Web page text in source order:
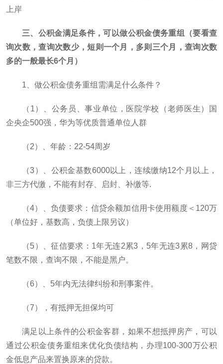
上岸
三、公积金满足条件，可以做公积金债务重组（要看查
询次数，查询次数少，短则一个月，多则三个月，查询次数
多的一般最长6个月）
1、做公积金债务重组需满足什么条件？
（1）、公务员、事业单位，医院学校（老师医生）国
企央企500强，华为等优质普通单位人群
（2）、年龄：22-54周岁
（3）、公积金基数6000以上，连续缴纳12个月以上，
非三方代缴，不能有封存、启封、补缴等.
（4）、负债要求：信贷余额加信用卡使用额度＜120万
（单位好，基数高，负债上限另议）
（5）、征信要求：1年无连2累3，5年无连3累8，网贷
笔数不限，查询不限，不能是黑户。
（6）、5年内无法律纠纷和刑事案件。
（7），有抵押无担保均可
满足以上条件的公积金客群，如果不想抵押房产，可以
通过公积金债务重组来优化负债结构，办理100-300万公积
金低息产品来置换原来的贷款。